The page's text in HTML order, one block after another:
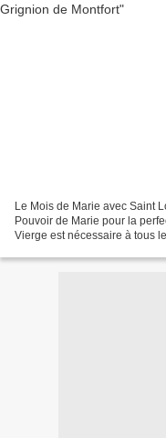
Le Mois de Marie avec Saint
Pouvoir de Marie pour la
Vierge est nécessaire à tous